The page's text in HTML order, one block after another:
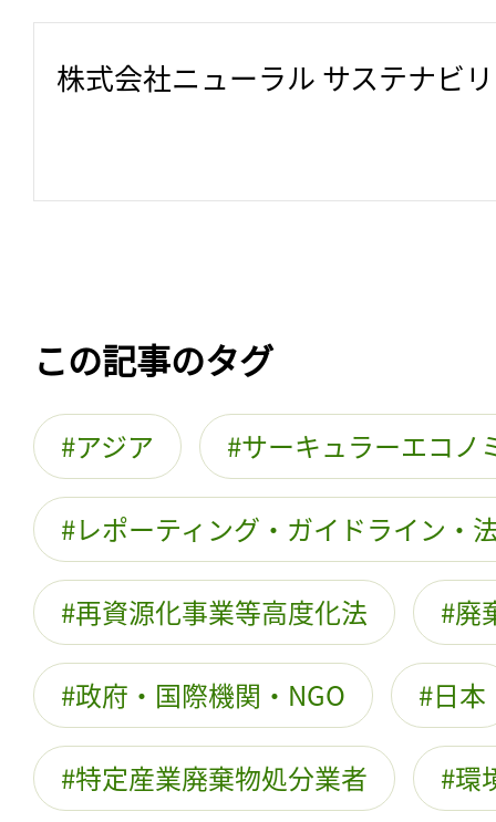
株式会社ニューラル サステナビ
この記事のタグ
アジア サーキュラーエコノ
レポーティング・ガイドライン・
再資源化事業等高度化法 廃
政府・国際機関・NGO 日本
特定産業廃棄物処分業者 環